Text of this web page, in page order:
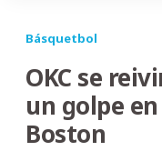
Básquetbol
OKC se
un golpe
Boston